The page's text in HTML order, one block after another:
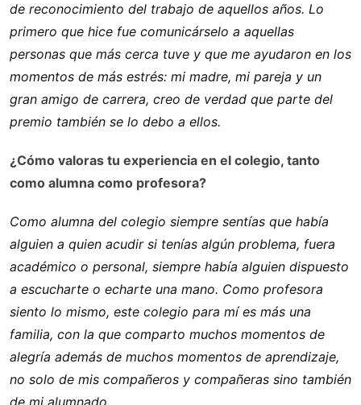
de reconocimiento del trabajo de aquellos años. Lo
primero que hice fue comunicárselo a aquellas
personas que más cerca tuve y que me ayudaron en los
momentos de más estrés: mi madre, mi pareja y un
gran amigo de carrera, creo de verdad que parte del
premio también se lo debo a ellos.
¿Cómo valoras tu experiencia en el colegio, tanto
como alumna como profesora?
Como alumna del colegio siempre sentías que había
alguien a quien acudir si tenías algún problema, fuera
académico o personal, siempre había alguien dispuesto
a escucharte o echarte una mano. Como profesora
siento lo mismo, este colegio para mí es más una
familia, con la que comparto muchos momentos de
alegría además de muchos momentos de aprendizaje,
no solo de mis compañeros y compañeras sino también
de mi alumnado.